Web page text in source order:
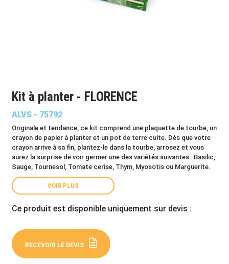
Kit à planter - FLORENCE
ALVS - 75792
Originale et tendance, ce kit comprend une plaquette de tourbe, un
crayon de papier à planter et un pot de terre cuite. Dès que votre
crayon arrive à sa fin, plantez-le dans la tourbe, arrosez et vous
aurez la surprise de voir germer une des variétés suivantes : Basilic,
Sauge, Tournesol, Tomate cerise, Thym, Myosotis ou Marguerite.
VOIR PLUS
Ce produit est disponible uniquement sur devis :
RECEVOIR LE DEVIS